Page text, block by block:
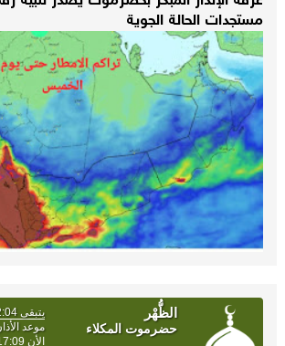
مستجدات الحالة الجوية